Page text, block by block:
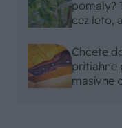
pomaly?
cez leto,
Chcete
pritiahne
masívne